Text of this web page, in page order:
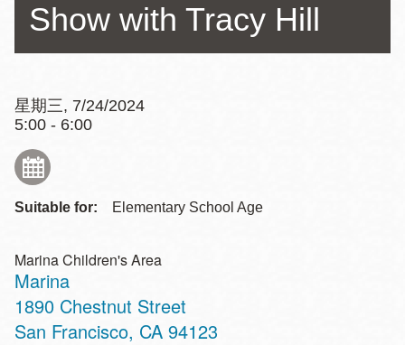
Show with Tracy Hill
星期三, 7/24/2024
5:00 - 6:00
Suitable for: Elementary School Age
Marina Children's Area
Marina
Address
1890 Chestnut Street
San Francisco, CA 94123